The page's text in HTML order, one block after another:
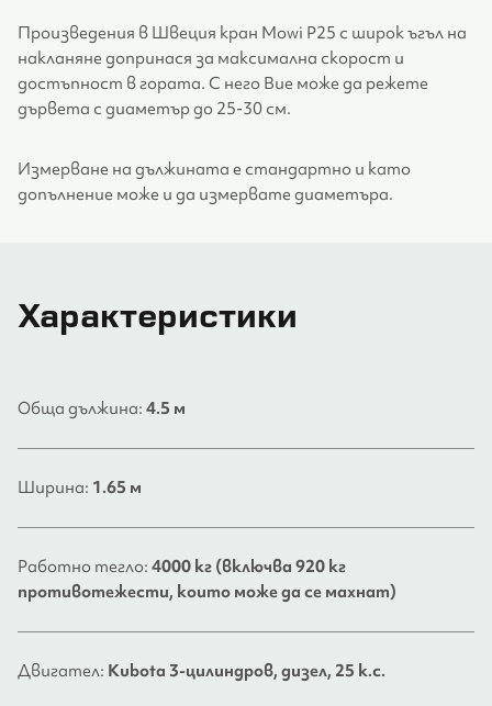
Произведения в Швеция кран Mowi P25 с широк ъгъл на
накланяне допринася за максимална скорост и
достъпност в гората. С него Вие може да режете
дървета с диаметър до 25-30 см.
Измерване на дължината е стандартно и като
допълнение може и да измервате диаметъра.
Характеристики
Обща дължина: 4.5 м
Ширина: 1.65 м
Работно тегло: 4000 кг (включва 920 кг
противотежести, които може да се махнат)
Двигател: Kubota 3-цилиндров, дизел, 25 к.с.